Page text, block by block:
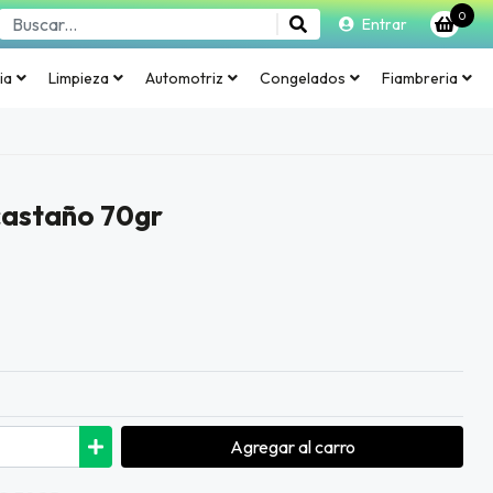
Entrar 0
Limpieza Automotriz Congelados Fiambreria
70gr
Agregaral carro